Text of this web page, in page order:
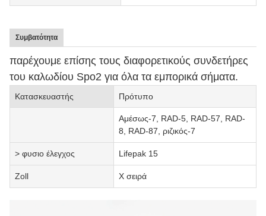
Συμβατότητα
παρέχουμε επίσης τους διαφορετικούς συνδετήρες
του καλωδίου Spo2 για όλα τα εμπορικά σήματα.
Κατασκευαστής Πρότυπο
Αμέσως-7, RAD-5, RAD-57, RAD-
8, RAD-87, ριζικός-7
> φυσιο έλεγχος Lifepak 15
Zoll Χ σειρά